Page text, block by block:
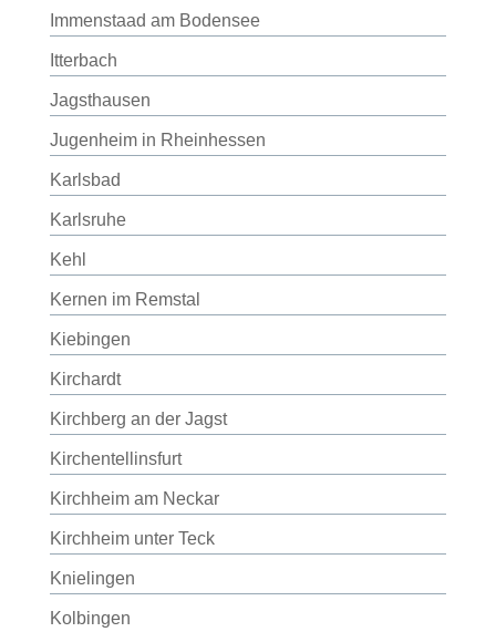
Immenstaad am Bodensee
Itterbach
Jagsthausen
Jugenheim in Rheinhessen
Karlsbad
Karlsruhe
Kehl
Kernen im Remstal
Kiebingen
Kirchardt
Kirchberg an der Jagst
Kirchentellinsfurt
Kirchheim am Neckar
Kirchheim unter Teck
Knielingen
Kolbingen